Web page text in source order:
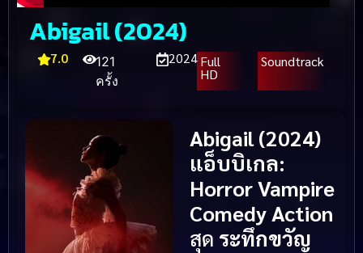
Abigail (2024)
7.0
121
ครั้ง
2024Full
HD
Soundtrack
Abigail (2024)
แอ็บบิเกล:
HorrorVampire
Comedy Action
สุด ระทึกขวัญ